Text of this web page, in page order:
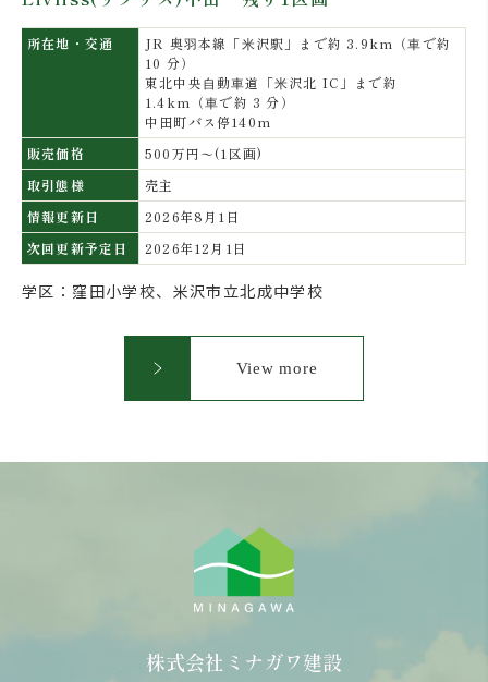
所在地・交通
JR 奥⽻本線「⽶沢駅」まで約 3.9km（⾞で約
10 分）
東北中央⾃動⾞道「⽶沢北 IC」まで約
1.4km（⾞で約 3 分）
中田町バス停140m
販売価格
500万円〜(1区画)
取引態様
売主
情報更新日
2026年8月1日
次回更新予定日
2026年12月1日
学区：窪田小学校、米沢市立北成中学校
View more
株式会社ミナガワ建設